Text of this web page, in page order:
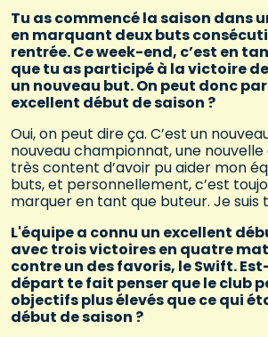
Tu as commencé la saison dans
en marquant deux buts
rentrée. Ce week-end, c’est en
que tu as participé à la victoire
un nouveau but. On peut donc
excellent début de saison ?
Oui, on peut dire ça. C’est un
nouveau championnat, une nouvelle
très content d’avoir pu aider mon
buts, et personnellement, c’est
marquer en tant que buteur. Je suis
L'équipe a connu un excellent
avec trois victoires en quatre
contre un des favoris, le Swift.
départ te fait penser que le club
objectifs plus élevés que ce qui
début de saison ?